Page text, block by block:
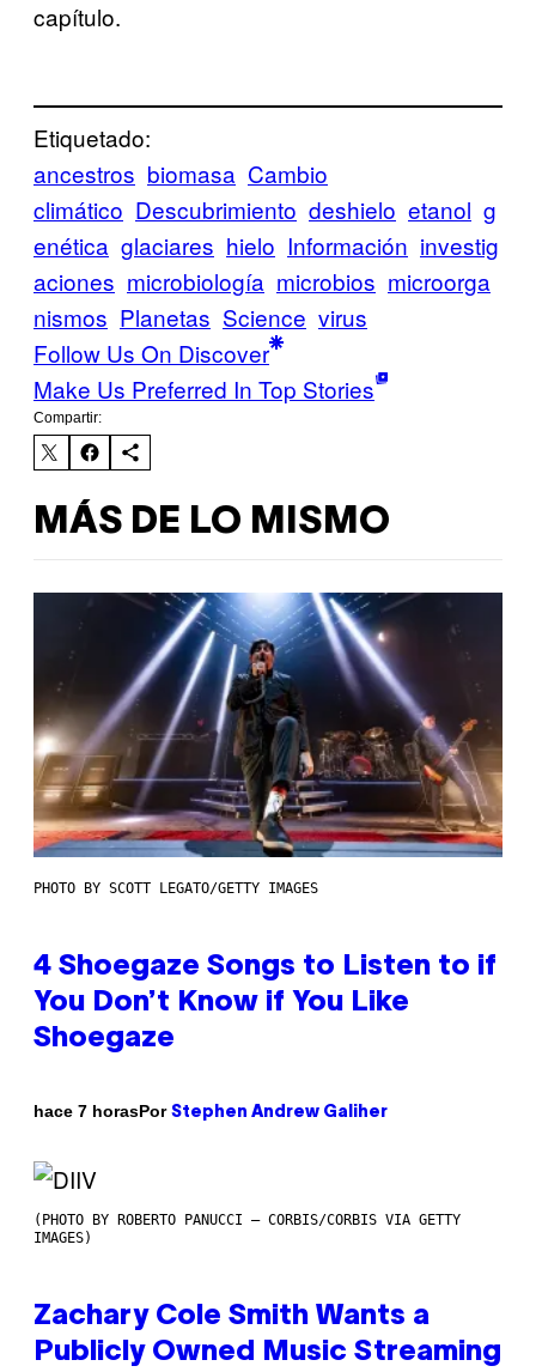
capítulo.
Etiquetado:
ancestros biomasa Cambio
climático Descubrimiento deshielo etanol g
enética glaciares hielo Información investig
aciones microbiología microbios microorga
nismos Planetas Science virus
Follow Us On Discover
Make Us Preferred In Top Stories
Compartir:
MÁS DE LO MISMO
PHOTO BY SCOTT LEGATO/GETTY IMAGES
4 Shoegaze Songs to Listen to if
You Don’t Know if You Like
Shoegaze
hace 7 horasPor Stephen Andrew Galiher
(PHOTO BY ROBERTO PANUCCI – CORBIS/CORBIS VIA GETTY
IMAGES)
Zachary Cole Smith Wants a
Publicly Owned Music Streaming